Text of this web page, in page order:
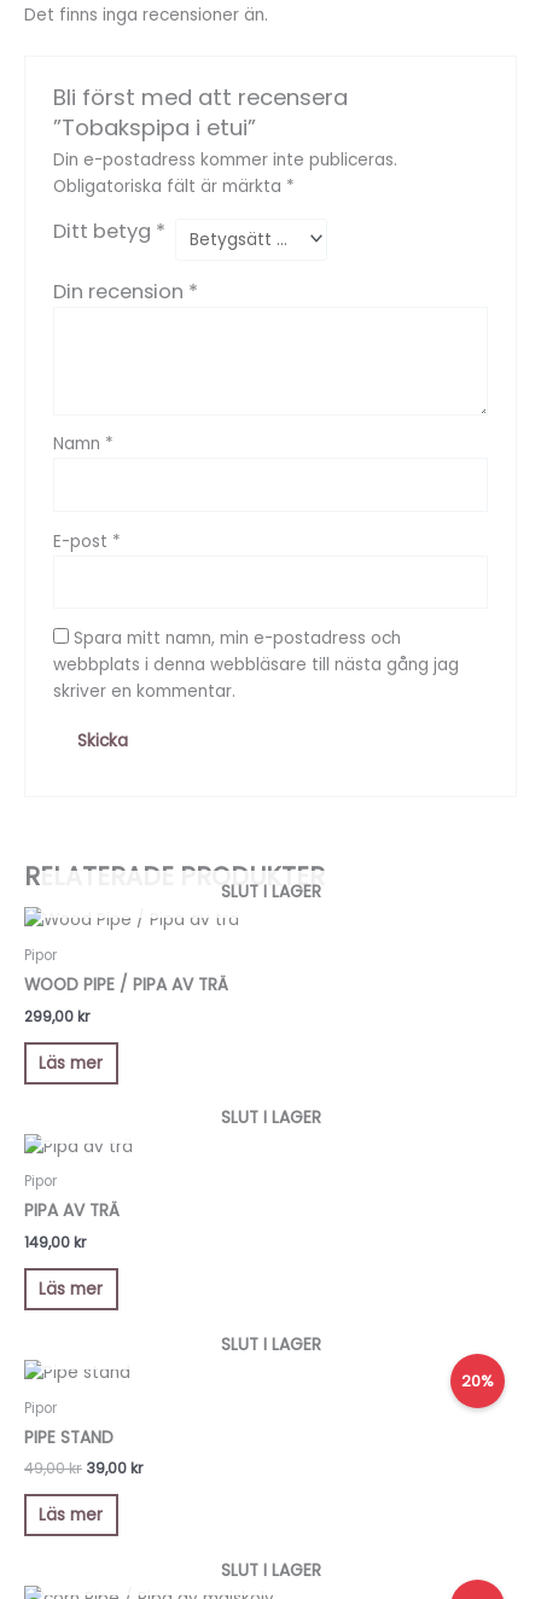
Det finns inga recensioner än.
Bli först med att recensera
”Tobakspipa i etui”
Din e-postadress kommer inte publiceras.
Obligatoriska fält är märkta *
Ditt betyg *
Din recension *
Namn *
E-post *
Spara mitt namn, min e-postadress och
webbplats i denna webbläsare till nästa gång jag
skriver en kommentar.
RELATERADE PRODUKTER
SLUT I LAGER
Pipor
WOOD PIPE / PIPA AV TRÄ
299,00kr
Läs mer
SLUT I LAGER
Pipor
PIPA AV TRÄ
149,00kr
Läs mer
20%
SLUT I LAGER
Pipor
PIPE STAND
49,00kr
Det
var:
49,00 kr.
39,00kr
Läs mer
SLUT I LAGER
Det Det